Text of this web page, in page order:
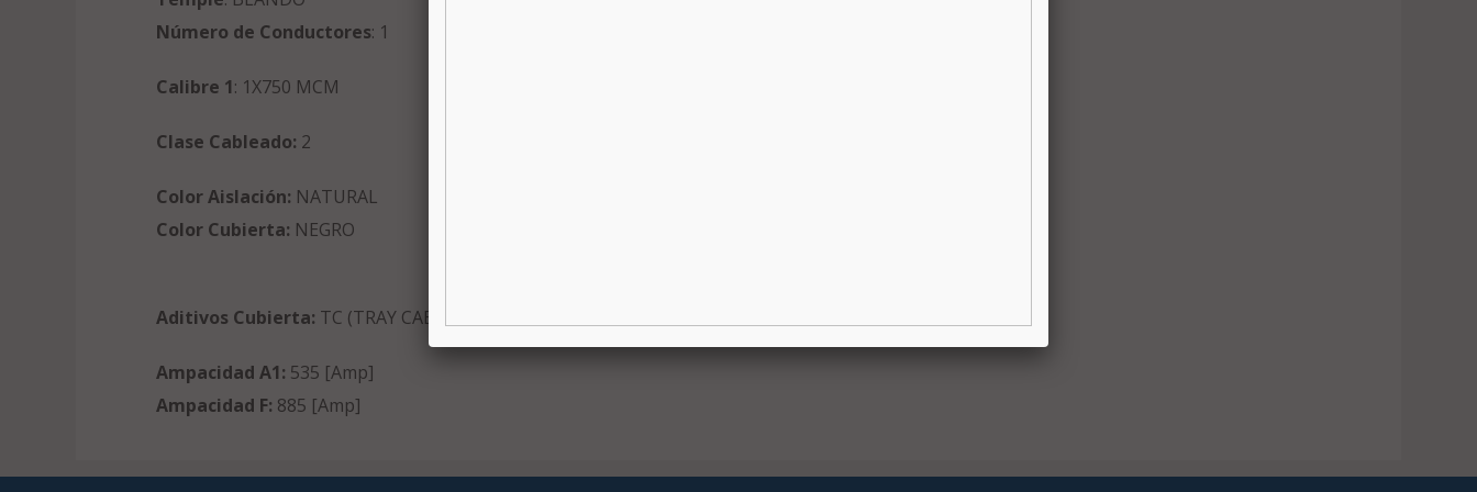
Número de Conductores: 1
Calibre 1: 1X750 MCM
Clase Cableado: 2
Color Aislación: NATURAL
Color Cubierta: NEGRO
Aditivos Cubierta: TC (TRAY CABLE)
Ampacidad A1: 535 [Amp]
Ampacidad F: 885 [Amp]